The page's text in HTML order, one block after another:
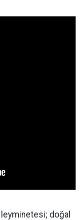
leyminetesi; doğal